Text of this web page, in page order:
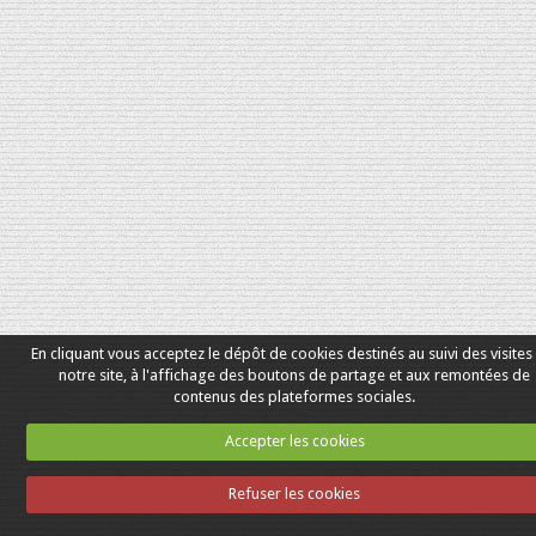
En cliquant vous acceptez le dépôt de cookies destinés au suivi des visites
notre site, à l'affichage des boutons de partage et aux remontées de
contenus des plateformes sociales.
Accepter les cookies
Refuser les cookies